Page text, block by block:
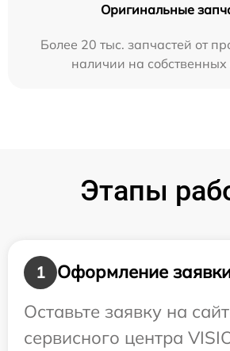
Оригинальные
Более 20 тыс. запчастей от
наличии на собственных
Этапы
1
Оформление
Оставьте заявку на
сервисного центра